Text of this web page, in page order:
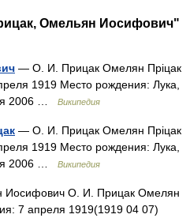
Омельян Иосифович"
— О. И. Прицак Омелян Пріцак
1919 Место рождения: Лука,
2006 …
Википедия
— О. И. Прицак Омелян Пріцак
1919 Место рождения: Лука,
2006 …
Википедия
О. И. Прицак Омелян
7 апреля 1919(1919 04 07)